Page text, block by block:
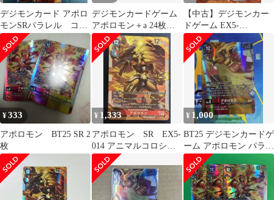
デジモンカード アポロ
モンSRパラレル コズ
ミックエリア関連各4枚
まとめ売り
デジモンカードゲーム
アポロモン＋a 24枚セ
ット
【中古】デジモンカー
ドゲーム EX5-
014[SR]：アポロモン
¥333
アポロモン BT25 SR 2
枚
¥ 1,333
アポロモン SR EX5-
014 アニマルコロシア
ム デジモンカード
¥ 1,000
BT25 デジモンカードゲ
ーム アポロモン パラレ
ル